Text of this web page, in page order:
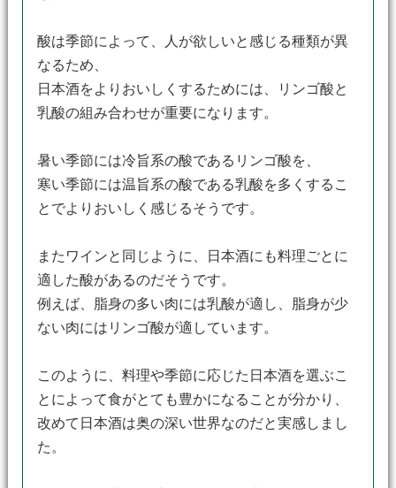
酸は季節によって、人が欲しいと感じる種類が異
なるため、
日本酒をよりおいしくするためには、リンゴ酸と
乳酸の組み合わせが重要になります。
暑い季節には冷旨系の酸であるリンゴ酸を、
寒い季節には温旨系の酸である乳酸を多くするこ
とでよりおいしく感じるそうです。
またワインと同じように、日本酒にも料理ごとに
適した酸があるのだそうです。
例えば、脂身の多い肉には乳酸が適し、脂身が少
ない肉にはリンゴ酸が適しています。
このように、料理や季節に応じた日本酒を選ぶこ
とによって食がとても豊かになることが分かり、
改めて日本酒は奥の深い世界なのだと実感しまし
た。